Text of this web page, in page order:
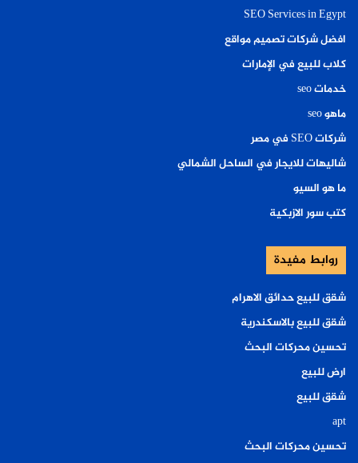
SEO Services in Egypt
افضل شركات تصميم مواقع
كلاب للبيع في الإمارات
خدمات seo
ماهو seo
شركات SEO في مصر
شاليهات للايجار في الساحل الشمالي
ما هو السيو
كتب سور الازبكية
روابط مفيدة
شقق للبيع حدائق الاهرام
شقق للبيع بالاسكندرية
تحسين محركات البحث
ارض للبيع
شقق للبيع
apt
تحسين محركات البحث